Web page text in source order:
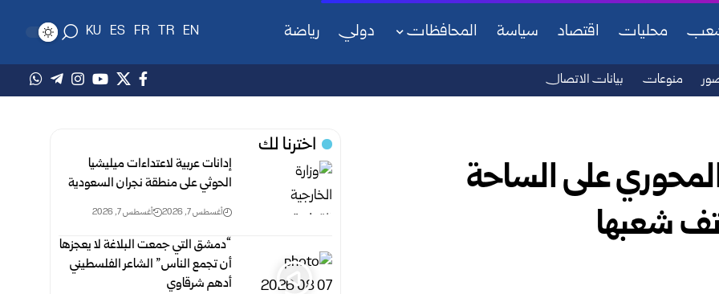
محليات اقتصاد سياسة المحافظات دولي رياضة EN
TR
FR
ES
KU
منوعات بيانات الاتصال
على الساحة
شعبها
اخترنا لك
إدانات عربية لاعتداءات ميليشيا
الحوثي على منطقة نجران السعودية
أغسطس 7, 2026 أغسطس 7, 2026
“دمشق التي جمعت البلاغة لا يعجزها
أن تجمع الناس” الشاعر الفلسطيني
أدهم شرقاوي